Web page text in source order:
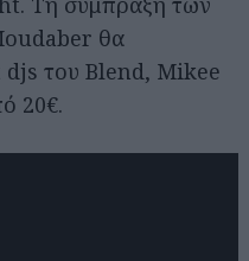
θα
του Blend, Mikee
20€.